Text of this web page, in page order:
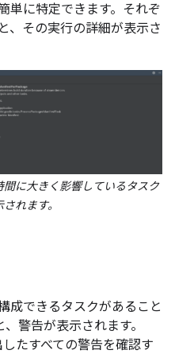
単に特定できます。それぞ
、その実行の詳細が表示さ
に大きく影響しているタスク
れます。
成できるタスクがあること
警告が表示されます。
たすべての警告を確認す